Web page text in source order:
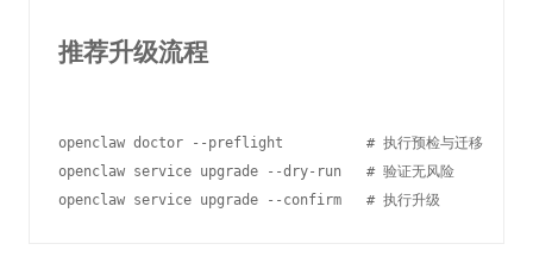
推荐升级流程
openclaw doctor --preflight          # 执行预检与迁移
openclaw service upgrade --dry-run   # 验证无风险